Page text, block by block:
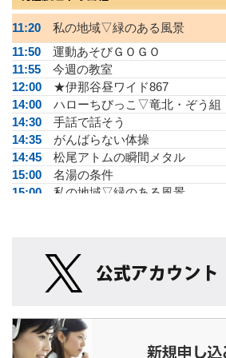
11:20
私の地域▽緑のある風景
11:50
運動あそびＧＯＧＯ
11:55
今週の教室
12:00
★伊那谷昼ワイド867
14:00
ハローちびっこ▽竜北・ぞう組
14:30
手話で話そう
14:35
がんばらない体操
14:45
松尾アトムの瞬間メタル
15:00
名湯の条件
15:00
私の地域▽緑のある風景
スポーツ少年団▽伊那JVC
運動あそびＧＯＧＯ
17:00
脳いきいき体操
17:10
手話で話そう
17:15
★いなテレ１２ Ｎ